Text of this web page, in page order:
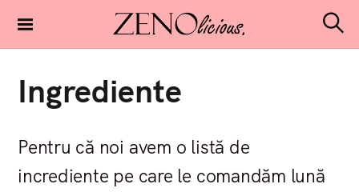
i
Zenolicious
e
Ingrediente
Pentru că noi avem o listă de
incrediente pe care le comandăm lună